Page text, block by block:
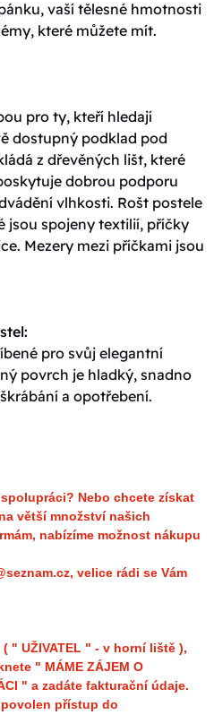
vaší tělesné hmotnosti
které můžete mít.
pro ty, kteří hledají
dostupný podklad pod
z dřevěných lišt, které
dobrou podporu
vlhkosti. Rošt postele
jsou spojeny textilií, příčky
Mezery mezi příčkami jsou
pro svůj elegantní
povrch je hladký, snadno
a opotřebení.
Nebo chcete získat
větší množství našich
nabízíme možnost nákupu
velice rádi se Vám
" UŽIVATEL " - v horní liště ),
" MÁME ZÁJEM O
" a zadáte fakturační údaje.
přístup do